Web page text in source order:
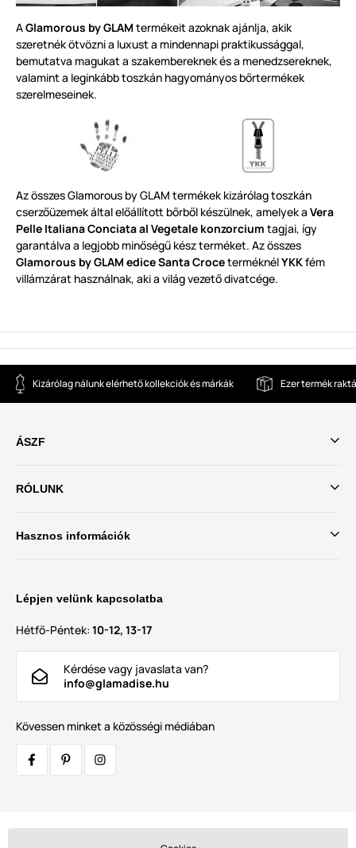
AGlamorous by GLAM termékeit azoknak ajánlja, akik
szeretnék ötvözni a luxust a mindennapi praktikussággal,
bemutatva magukat a szakembereknek és a menedzsereknek,
valamint a leginkább toszkán hagyományos bőrtermékek
szerelmeseinek.
AzösszesGlamorous by GLAM termékek kizárólag toszkán
cserzőüzemek által előállított bőrből készülnek, amelyek a Vera
Pelle Italiana Conciata al Vegetale konzorcium tagjai, így
garantálva a legjobb minőségű kész terméket. Az összes
Glamorous by GLAM edice Santa CroceterméknélYKKfém
villámzárat használnak, aki a világ vezető divatcége.
Kizárólag nálunk elérhető kollekciók és márkák Ezer termék
ÁSZF
RÓLUNK
Hasznos információk
Lépjen velünk kapcsolatba
Hétfő-Péntek: 10-12, 13-17
Kérdése vagy javaslata van?
info@glamadise.hu
Kövessen minket a közösségi médiában